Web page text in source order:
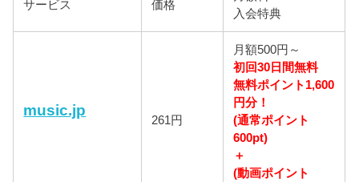
サービス 価格
入会特典
music.jp
261円
月額500円～
初回30日間無料
無料ポイント1,600
円分！
(通常ポイント
600pt)
＋
(動画ポイント